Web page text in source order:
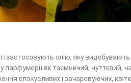
застосовують олію, яку видобувають
парфумерії як таємничий, чуттєвий,
спокусливих і зачаровуючих,